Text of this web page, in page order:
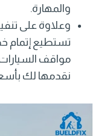
والمهارة.
وعلاوة على
تستطيع إتمام
مواقف
نقدمها لك